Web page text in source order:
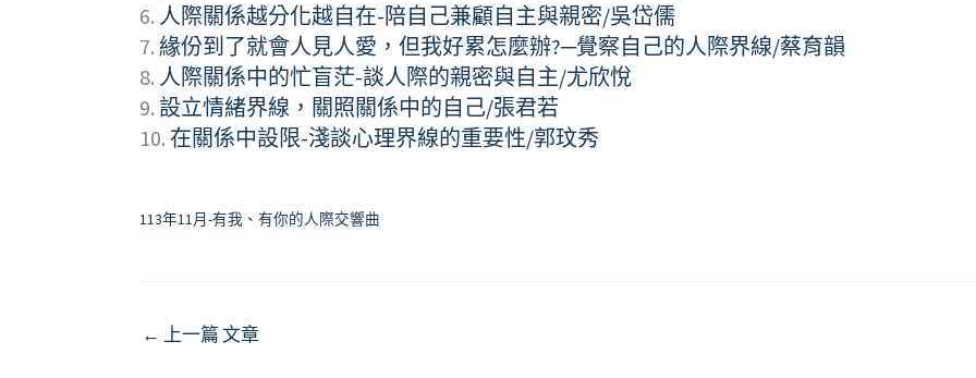
6. 人際關係越分化越自在-陪自己兼顧自主與親密/吳岱儒
7. 緣份到了就會人見人愛，但我好累怎麼辦?─覺察自己的人際界線/蔡育韻
8. 人際關係中的忙盲茫-談人際的親密與自主/尤欣悅
9. 設立情緒界線，關照關係中的自己/張君若
10. 在關係中設限-淺談心理界線的重要性/郭玟秀
113年11月-有我、有你的人際交響曲
← 上一篇 文章